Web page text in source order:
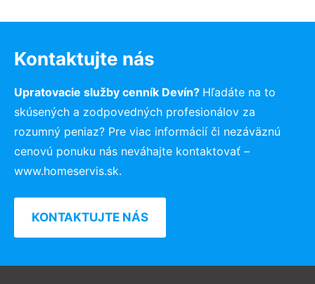
Kontaktujte nás
Upratovacie služby cenník Devín? Hľadáte na to
skúsených a zodpovedných profesionálov za
rozumný peniaz? Pre viac informácií či nezáväznú
cenovú ponuku nás neváhajte kontaktovať –
www.homeservis.sk.
KONTAKTUJTE NÁS